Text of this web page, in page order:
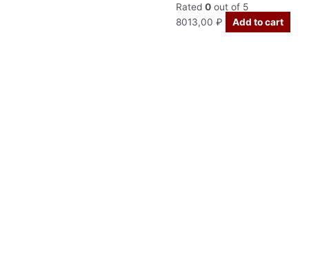
Rated 0out of 5
8013,00 ₽ Add to cart